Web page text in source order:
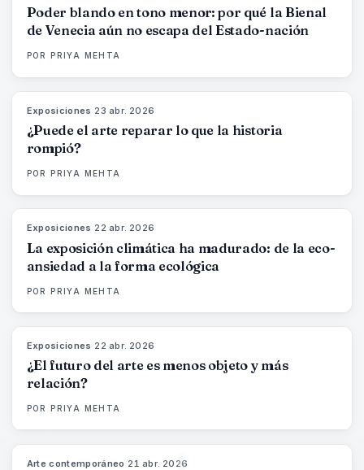
Poder blando en tono menor: por qué la Bienal
de Venecia aún no escapa del Estado-nación
POR PRIYA MEHTA
Exposiciones 23 abr. 2026
¿Puede el arte reparar lo que la historia
rompió?
POR PRIYA MEHTA
Exposiciones 22 abr. 2026
La exposición climática ha madurado: de la eco-
ansiedad a la forma ecológica
POR PRIYA MEHTA
Exposiciones 22 abr. 2026
¿El futuro del arte es menos objeto y más
relación?
POR PRIYA MEHTA
Arte contemporáneo 21 abr. 2026